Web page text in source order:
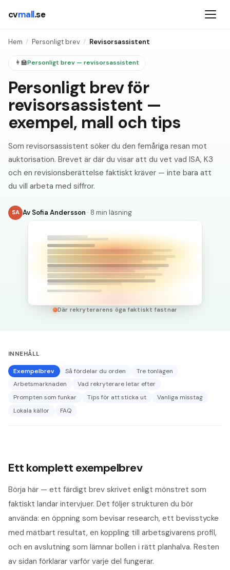
cvmall.se
Hem / Personligt brev / Revisorsassistent
👩‍🏫Personligt brev — revisorsassistent
Personligt brev för
revisorsassistent —
exempel, mall och tips
Som revisorsassistent söker du den femåriga resan mot
auktorisation. Brevet är där du visar att du vet vad ISA, K3
och en revisionsberättelse faktiskt kräver — inte bara att
du vill arbeta med siffror.
SA Av Sofia Andersson · 8 min läsning
Där rekryterarens öga faktiskt fastnar
INNEHÅLL
Exempelbrev Så fördelar du orden
Tre tonlägen
Arbetsmarknaden
Vad rekryterare letar efter
Prompten som funkar
Tips för att sticka ut
Vanliga misstag
Lokala källor
FAQ
Ett komplett exempelbrev
Börja här — ett färdigt brev skrivet enligt mönstret som
faktiskt landar intervjuer. Det följer strukturen du bör
använda: en öppning som bevisar research, ett bevisstycke
med mätbart resultat, en koppling till arbetsgivarens profil,
och en avslutning som lämnar bollen i rätt planhalva. Resten
av sidan förklarar varför varje del fungerar.